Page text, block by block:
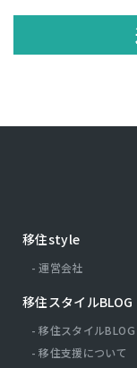
情報」以外のものを
いた商品，ご覧にな
検索キーワード，ご
第２条（プライバ
番号，メールアドレ
免許証番号などの個
ザーと提携先などと
配信先などを含みま
することがあります
やソフトウエア，購
じてご利用の場合の
報なども含みます）
個体識別情報などの
携先のサービスを利
移住style
運営会社
移住スタイルBLOG
移住スタイル
移住支援について